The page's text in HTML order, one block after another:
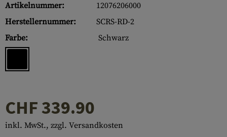
Artikelnummer:
12076206000
Herstellernummer:
SCRS-RD-2
Farbe:
Schwarz
CHF 339.90
inkl. MwSt., zzgl. Versandkosten